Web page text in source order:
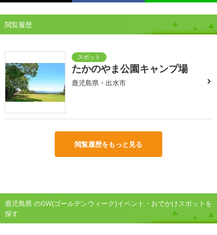
閲覧履歴
たかのやま公園キャンプ場
鹿児島県・出水市
閲覧履歴をもっと見る
鹿児島県 のGW(ゴールデンウィーク)イベント・おでかけスポットを
探す